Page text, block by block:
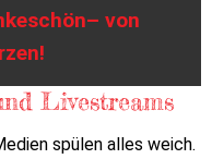
von
Livestreams
spülen alles weich.